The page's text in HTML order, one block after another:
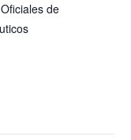
de